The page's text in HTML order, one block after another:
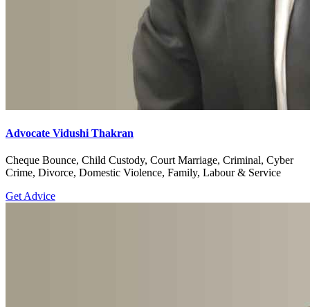
Advocate Vidushi Thakran
Cheque Bounce, Child Custody, Court Marriage, Criminal, Cyber
Crime, Divorce, Domestic Violence, Family, Labour & Service
Get Advice